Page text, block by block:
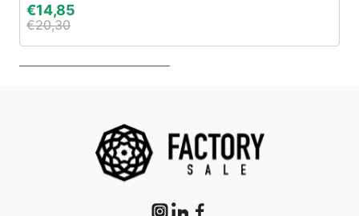
€14,85
€20,30